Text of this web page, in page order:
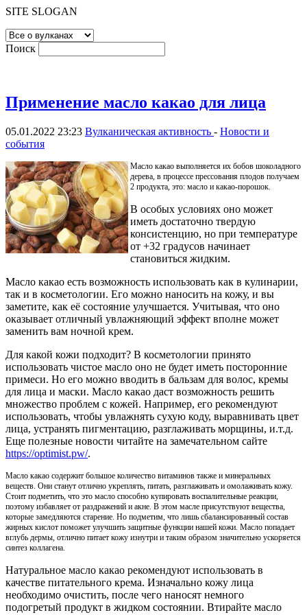
SITE SLOGAN
Поиск
Применение масло какао для лица
05.01.2022 23:23 Вулканическая активность - Новости и
события
Масло какао выполняется их бобов шоколадного
дерева, в процессе прессования плодов получаем
2 продукта, это: масло и какао-порошок.
В особых условиях оно может
иметь достаточно твердую
консистенцию, но при температуре
от +32 градусов начинает
становиться жидким.
Масло какао есть возможность использовать как в кулинарии,
так и в косметологии. Его можно наносить на кожу, и вы
заметите, как её состояние улучшается. Учитывая, что оно
оказывает отличный увлажняющий эффект вполне может
заменить вам ночной крем.
Для какой кожи подходит? В косметологии принято
использовать чистое масло оно не будет иметь посторонние
примеси. Но его можно вводить в бальзам для волос, кремы
для лица и маски. Масло какао даст возможность решить
множество проблем с кожей. Например, его рекомендуют
использовать, чтобы увлажнять сухую коду, выравнивать цвет
лица, устранять пигментацию, разглаживать морщины, и.т.д.
Еще полезные новости читайте на замечательном сайте
https://optimist.pw/.
Масло какао содержит большое количество витаминов также и минеральных
веществ. Они станут отлично укреплять, питать, разглаживать и омолаживать кожу.
Стоит подметить, что это масло способно купировать воспалительные реакции,
поэтому избавляет от раздражений и акне. В этом масле присутствуют вещества,
которые замедляются старение. Но подметим, что лишь сбалансированный состав
жирных кислот поможет улучшить защитные функции нашей кожи. Масло попадает
вглубь дермы, отлично питает кожу изнутри и таким образом значительно ускоряется
синтез коллагена.
Натуральное масло какао рекомендуют использовать в
качестве питательного крема. Изначально кожу лица
необходимо очистить, после чего наносят немного
подогретый продукт в жидком состоянии. Втирайте масло